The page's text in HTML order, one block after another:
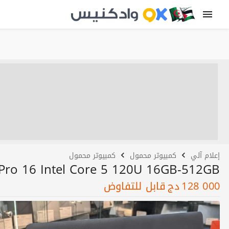
إعلام آلي كمبيوتر محمول كمبيوتر محمول
16 Intel Core 5 120U 16GB-512GB
128 000دجقابل للتفاوض